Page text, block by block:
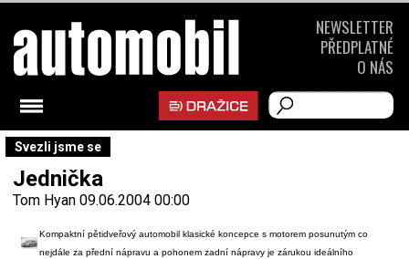
Svezli jsme se
Jednička
Tom Hyan 09.06.2004 00:00
Kompaktní pětidveřový automobil klasické koncepce s motorem posunutým co
nejdále za přední nápravu a pohonem zadní nápravy je zárukou ideálního
NEWSLETTER
PŘEDPLATNÉ
O NÁS